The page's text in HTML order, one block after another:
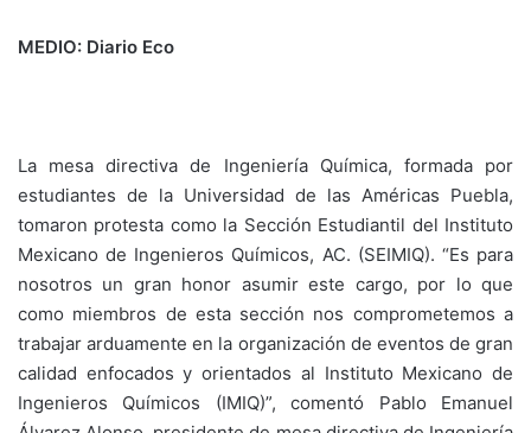
MEDIO: Diario Eco
La mesa directiva de Ingeniería Química, formada por
estudiantes de la Universidad de las Américas Puebla,
tomaron protesta como la Sección Estudiantil del Instituto
Mexicano de Ingenieros Químicos, AC. (SEIMIQ). “Es para
nosotros un gran honor asumir este cargo, por lo que
como miembros de esta sección nos comprometemos a
trabajar arduamente en la organización de eventos de gran
calidad enfocados y orientados al Instituto Mexicano de
Ingenieros Químicos (IMIQ)”, comentó Pablo Emanuel